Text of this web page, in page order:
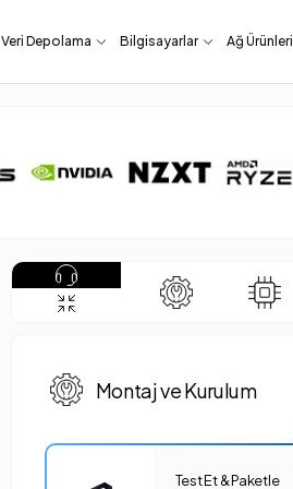
Veri Depolama Bilgisayarlar Ağ Ürünleri
Montaj ve Kurulum
Test Et & Paketle